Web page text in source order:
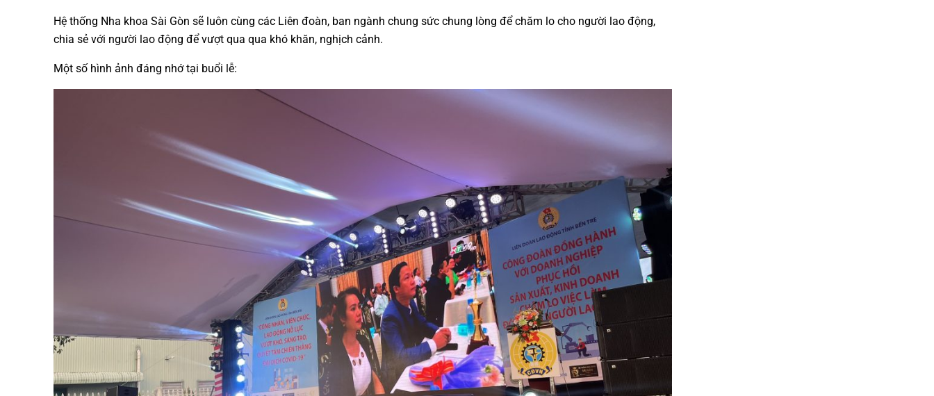
Hệ thống Nha khoa Sài Gòn sẽ luôn cùng các Liên đoàn, ban ngành chung sức chung lòng để chăm lo cho người lao động,
chia sẻ với người lao động để vượt qua qua khó khăn, nghịch cảnh.
Một số hình ảnh đáng nhớ tại buổi lễ: